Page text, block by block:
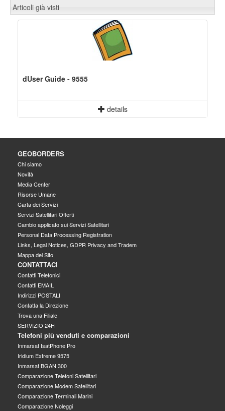
Articoli già visti
dUser Guide - 9555
details
GEOBORDERS
Chi siamo
Novità
Media Center
Risorse Umane
Carta dei Servizi
Servizi Satellitari Offerti
Cambio applicato sui Servizi Satellitari
Personal Data Processing Registration
Links, Legal Notices, GDPR Privacy and Tradem
Mappa del Sito
CONTATTACI
Contatti Telefonici
Contatti EMAIL
Indirizzi POSTALI
Contatta la Direzione
Trova una Filiale
SERVIZIO 24H
Telefoni più venduti e comparazioni
Inmarsat IsatPhone Pro
Iridium Extreme 9575
Inmarsat BGAN 300
Comparazione Telefoni Satellitari
Comparazione Modem Satellitari
Comparazione Terminali Marini
Comparazione Noleggi